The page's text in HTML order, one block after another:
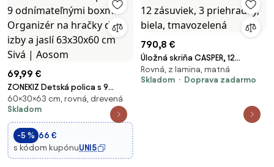
69,99 €
ZONEKIZ Detská polica s 9
odnímateľnými boxmi –
Organizér na hračky do izby a
jaslí 63x30x60 cm Sivá | Aosom
60×30×63 cm, rovná, drevená
Skladom
-5 % 66 €
s kódom kupónuUNI5
790,8 €
Úložná skriňa CASPER, 12
zásuviek, 3 priehradky, biela,
tmavozelená
Rovná, z lamina, matná
Skladom
Doprava zadarmo